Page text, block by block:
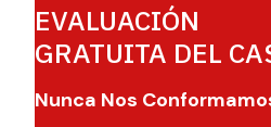
EVALUACIÓN
GRATUITA DEL
Nunca Nos